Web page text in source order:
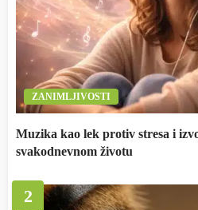
ZANIMLJIVOSTI
Muzika kao lek protiv stresa i
svakodnevnom životu
2